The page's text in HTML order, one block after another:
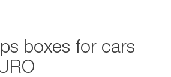
boxes for cars